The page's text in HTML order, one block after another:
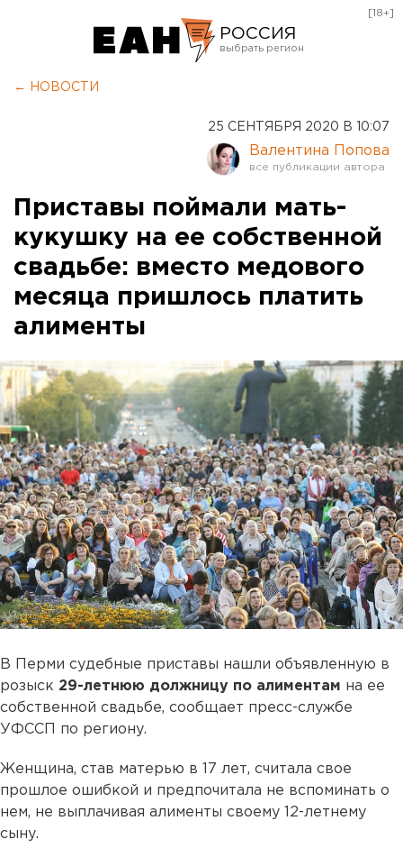
РОССИЯ
Курган
Оренбург
[18+]
← НОВОСТИ
25 СЕНТЯБРЯ 2020 В 10:07
Валентина Попова
Приставы поймали мать-
кукушку на ее собственной
свадьбе: вместо медового
месяца пришлось платить
алименты
В Перми судебные приставы нашли объявленную в
розыск 29-летнюю должницу по алиментам на ее
собственной свадьбе, сообщает пресс-службе
УФССП по региону.
Женщина, став матерью в 17 лет, считала свое
прошлое ошибкой и предпочитала не вспоминать о
нем, не выплачивая алименты своему 12-летнему
сыну.